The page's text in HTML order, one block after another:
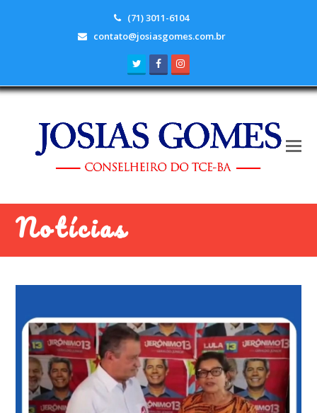
(71) 3011-6104
contato@josiasgomes.com.br
TwitterFacebook
Notícias